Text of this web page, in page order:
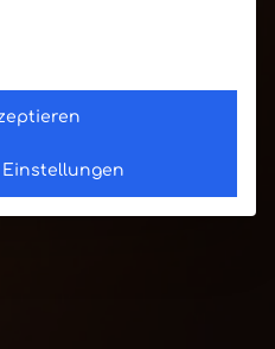
Einstellungen